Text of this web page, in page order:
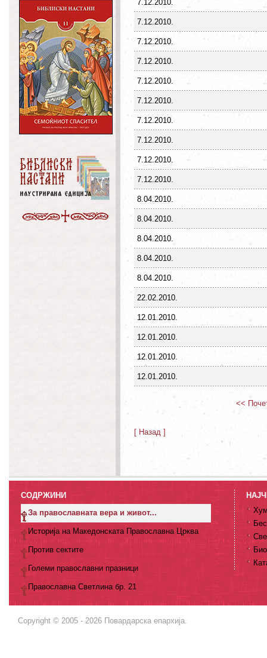
7.12.2010.
7.12.2010.
7.12.2010.
7.12.2010.
7.12.2010.
7.12.2010.
7.12.2010.
7.12.2010.
7.12.2010.
7.12.2010.
8.04.2010.
8.04.2010.
8.04.2010.
8.04.2010.
8.04.2010.
22.02.2010.
12.01.2010.
12.01.2010.
12.01.2010.
12.01.2010.
<<
[ Назад ]
СОДРЖИНИ
За православната вера и живот...
Историја на Македонската Православна Црква
Против сектите
Големи православни празници
Православна Светлина бр. 21
Copyright © 2005 - 2026 Повардарска епархија.